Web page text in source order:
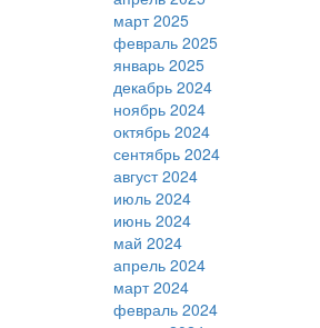
март 2025
февраль 2025
январь 2025
декабрь 2024
ноябрь 2024
октябрь 2024
сентябрь 2024
август 2024
июль 2024
июнь 2024
май 2024
апрель 2024
март 2024
февраль 2024